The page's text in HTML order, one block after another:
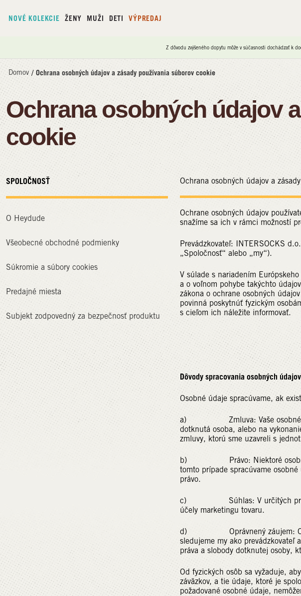
NOVÉ KOLEKCIE ŽENY MUŽI DETI VÝPREDAJ
Z dôvodu zvýšeného dopytu môže v súčasnosti dochádzať k
Domov / Ochrana osobných údajov a zásady používania súborov cookie
Ochrana osobných údajov
cookie
SPOLOČNOSŤ
O Heydude
Všeobecné obchodné podmienky
Súkromie a súbory cookies
Predajné miesta
Subjekt zodpovedný za bezpečnosť produktu
Ochrana osobných údajov a
Ochrane osobných údajov
snažíme sa ich v rámci možností
Prevádzkovateľ: INTERSOCKS
„Spoločnosť“ alebo „my“).
V súlade s nariadením
a o voľnom pohybe takýchto
zákona o ochrane osobných
povinná poskytnúť fyzickým
s cieľom ich náležite informovať.
Dôvody spracovania osobných údajov
Osobné údaje spracúvame, ak
a) Zmluva: Vaše osobné údaje
dotknutá osoba, alebo na
zmluvy, ktorú sme uzavreli s
b) Právo: Niektoré osobné
tomto prípade spracúvame
právo.
c) Súhlas: V určitých
účely marketingu tovaru.
d) Oprávnený záujem: Osobné
sledujeme my ako prevádzkovateľ
práva a slobody dotknutej osoby,
Od fyzických osôb sa vyžaduje,
záväzkov, a tie údaje, ktoré je
požadované osobné údaje,